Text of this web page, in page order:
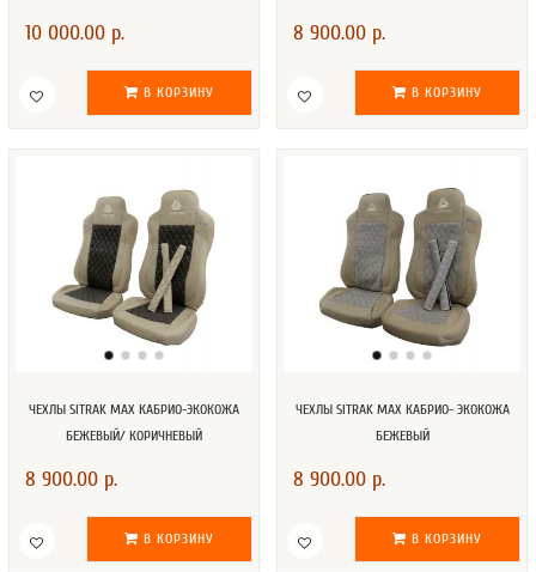
10 000.00 р.
В КОРЗИНУ
8 900.00 р.
В КОРЗИНУ
ЧЕХЛЫ SITRAK MAX КАБРИО-ЭКОКОЖА
БЕЖЕВЫЙ/ КОРИЧНЕВЫЙ
8 900.00 р.
В КОРЗИНУ
ЧЕХЛЫ SITRAK MAX КАБРИО- ЭКОКОЖА
БЕЖЕВЫЙ
8 900.00 р.
В КОРЗИНУ